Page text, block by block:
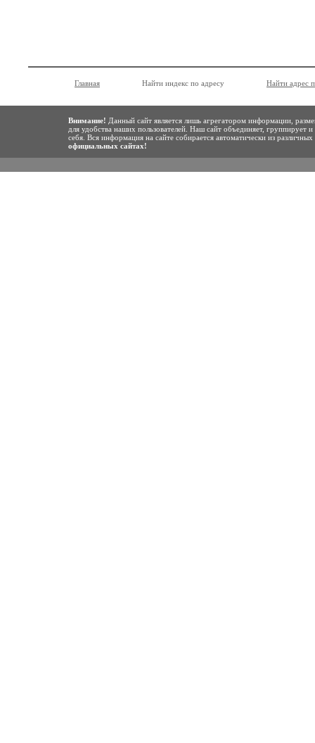
Главная Найти индекс по адресу Найти адрес
Внимание! Данный сайт является лишь агрегатором информации,
для удобства наших пользователей. Наш сайт объединяет,
себя. Вся информация на сайте собирается автоматически из
официальных сайтах!